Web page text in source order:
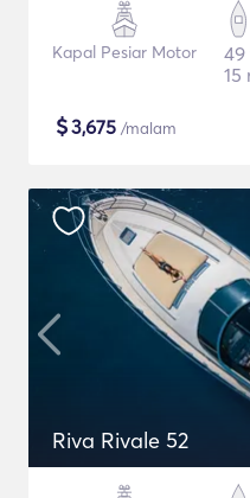
Kapal Pesiar Motor
15
$3,675 /malam
Riva Rivale 52